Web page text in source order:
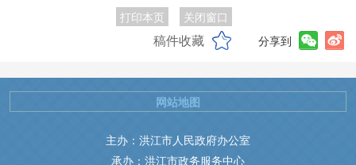
打印本页 关闭窗口
稿件收藏 分享到
主办：洪江市人民政府办公室
承办：洪江市政务服务中心
网站地图